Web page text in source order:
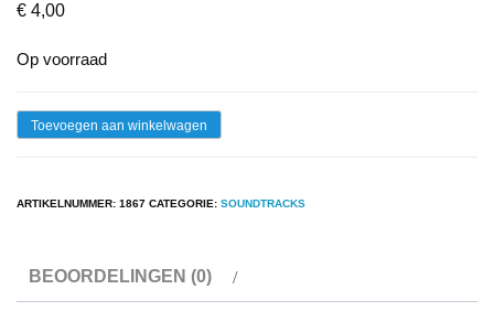
€ 4,00
Op voorraad
Patrick
Les
Toevoegen aan winkelwagen
ARTIKELNUMMER: 1867 CATEGORIE: SOUNDTRACKS
BEOORDELINGEN (0)